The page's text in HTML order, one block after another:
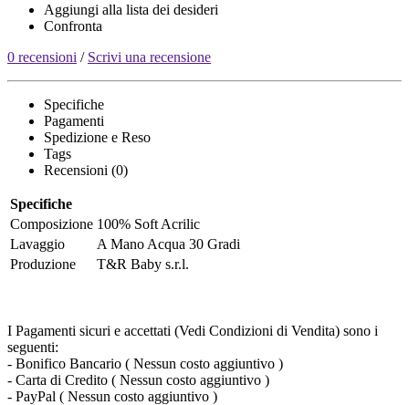
Aggiungi alla lista dei desideri
Confronta
0 recensioni / Scrivi una recensione
Specifiche
Pagamenti
Spedizione e Reso
Tags
Recensioni (0)
Specifiche
Composizione 100% Soft Acrilic
Lavaggio
A Mano Acqua 30 Gradi
Produzione
T&R Baby s.r.l.
I Pagamenti sicuri e accettati (Vedi Condizioni di Vendita) sono i
seguenti:
- Bonifico Bancario ( Nessun costo aggiuntivo )
- Carta di Credito ( Nessun costo aggiuntivo )
- PayPal ( Nessun costo aggiuntivo )